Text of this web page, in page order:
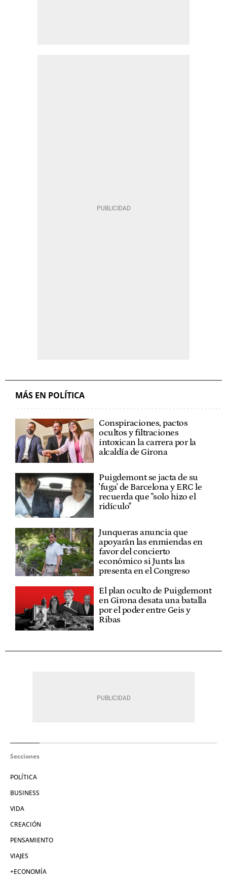
MÁS EN POLÍTICA
Conspiraciones, pactos
ocultos y filtraciones
intoxican la carrera por la
alcaldía de Girona
Puigdemont se jacta de su
'fuga' de Barcelona y ERC le
recuerda que "solo hizo el
ridículo"
Junqueras anuncia que
apoyarán las enmiendas en
favor del concierto
económico si Junts las
presenta en el Congreso
El plan oculto de Puigdemont
en Girona desata una batalla
por el poder entre Geis y
Ribas
Secciones
POLÍTICA
BUSINESS
VIDA
CREACIÓN
PENSAMIENTO
VIAJES
+ECONOMÍA